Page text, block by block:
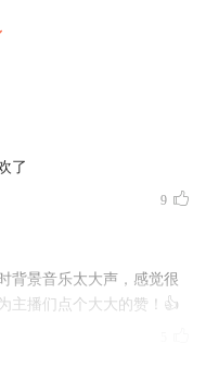
了
9
背景音乐太大声，感觉很
主播们点个大大的赞！👍